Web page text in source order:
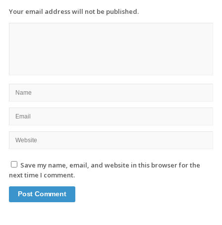
Your email address will not be published.
Save my name, email, and website in this browser for the
next time I comment.